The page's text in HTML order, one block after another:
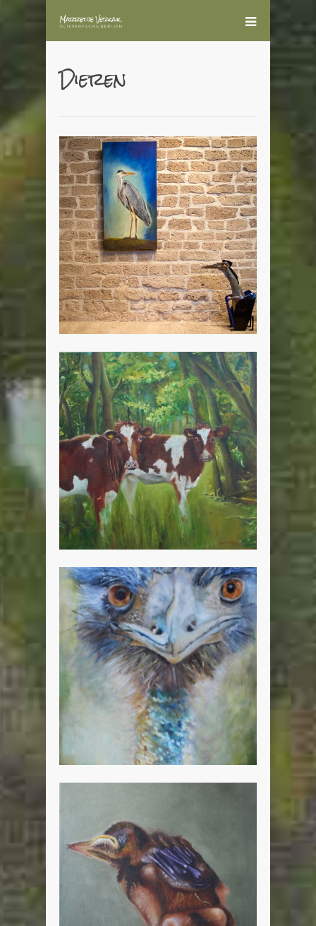
Dieren